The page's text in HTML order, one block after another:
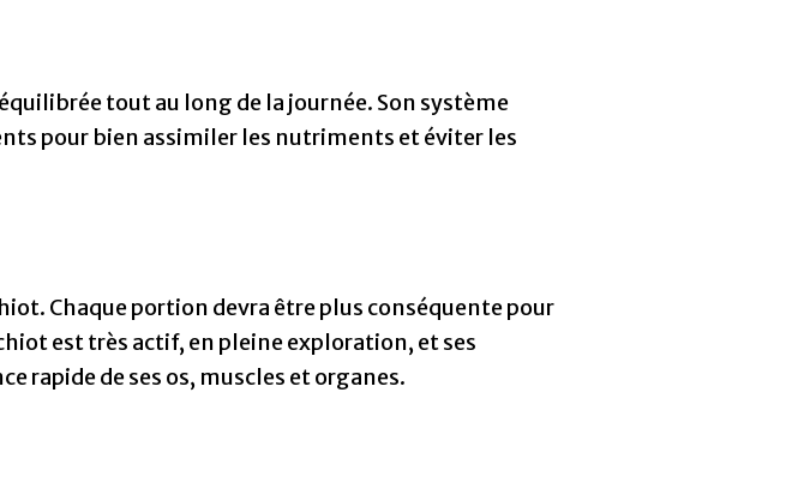
tout au long de la journée. Son système
pour bien assimiler les nutriments et éviter les
Chaque portion devra être plus conséquente pour
est très actif, en pleine exploration, et ses
rapide de ses os, muscles et organes.